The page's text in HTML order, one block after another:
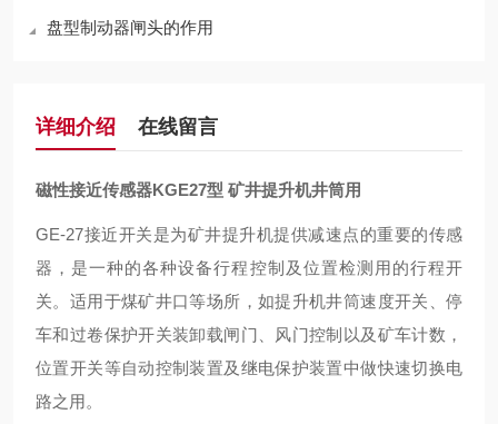
盘型制动器闸头的作用
详细介绍 在线留言
磁性接近传感器KGE27型 矿井提升机井筒用
GE-27接近开关是为矿井提升机提供减速点的重要的传感
器，是一种的各种设备行程控制及位置检测用的行程开
关。适用于煤矿井口等场所，如提升机井筒速度开关、停
车和过卷保护开关装卸载闸门、风门控制以及矿车计数，
位置开关等自动控制装置及继电保护装置中做快速切换电
路之用。